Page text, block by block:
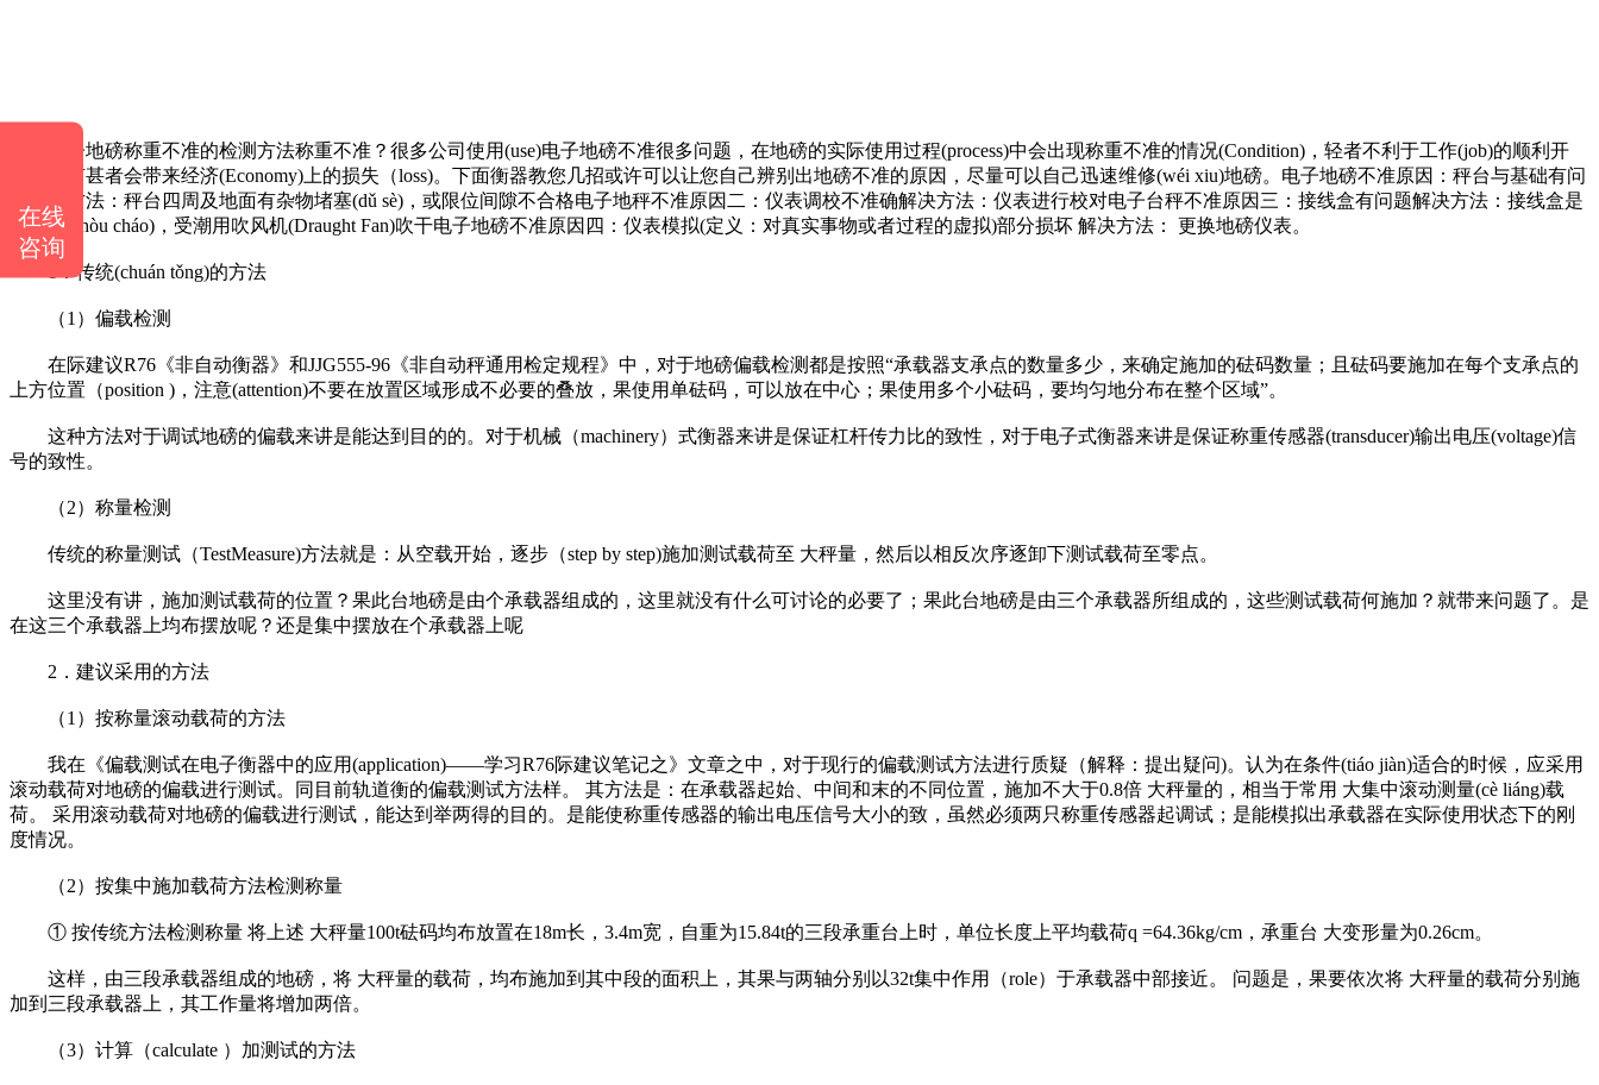
电子地磅称重不准的检测方法称重不准？很多公司使用(use)电子地磅不准很多问题，在地磅的实际使用过程(process)中会出现称重不准的情况(Condition)，轻者不利于工作(job)的顺利开
展，更有甚者会带来经济(Economy)上的损失（loss)。下面衡器教您几招或许可以让您自己辨别出地磅不准的原因，尽量可以自己迅速维修(wéi xiu)地磅。电子地磅不准原因：秤台与基础有问
题解决方法：秤台四周及地面有杂物堵塞(dǔ sè)，或限位间隙不合格电子地秤不准原因二：仪表调校不准确解决方法：仪表进行校对电子台秤不准原因三：接线盒有问题解决方法：接线盒是
否受潮(shòu cháo)，受潮用吹风机(Draught Fan)吹干电子地磅不准原因四：仪表模拟(定义：对真实事物或者过程的虚拟)部分损坏 解决方法： 更换地磅仪表。
1．传统(chuán tǒng)的方法
（1）偏载检测
在际建议R76《非自动衡器》和JJG555-96《非自动秤通用检定规程》中，对于地磅偏载检测都是按照“承载器支承点的数量多少，来确定施加的砝码数量；且砝码要施加在每个支承点的
上方位置（position )，注意(attention)不要在放置区域形成不必要的叠放，果使用单砝码，可以放在中心；果使用多个小砝码，要均匀地分布在整个区域”。
这种方法对于调试地磅的偏载来讲是能达到目的的。对于机械（machinery）式衡器来讲是保证杠杆传力比的致性，对于电子式衡器来讲是保证称重传感器(transducer)输出电压(voltage)信
号的致性。
（2）称量检测
传统的称量测试（TestMeasure)方法就是：从空载开始，逐步（step by step)施加测试载荷至 大秤量，然后以相反次序逐卸下测试载荷至零点。
这里没有讲，施加测试载荷的位置？果此台地磅是由个承载器组成的，这里就没有什么可讨论的必要了；果此台地磅是由三个承载器所组成的，这些测试载荷何施加？就带来问题了。是
在这三个承载器上均布摆放呢？还是集中摆放在个承载器上呢
2．建议采用的方法
（1）按称量滚动载荷的方法
我在《偏载测试在电子衡器中的应用(application)——学习R76际建议笔记之》文章之中，对于现行的偏载测试方法进行质疑（解释：提出疑问)。认为在条件(tiáo jiàn)适合的时候，应采用
滚动载荷对地磅的偏载进行测试。同目前轨道衡的偏载测试方法样。 其方法是：在承载器起始、中间和末的不同位置，施加不大于0.8倍 大秤量的，相当于常用 大集中滚动测量(cè liáng)载
荷。 采用滚动载荷对地磅的偏载进行测试，能达到举两得的目的。是能使称重传感器的输出电压信号大小的致，虽然必须两只称重传感器起调试；是能模拟出承载器在实际使用状态下的刚
度情况。
（2）按集中施加载荷方法检测称量
① 按传统方法检测称量 将上述 大秤量100t砝码均布放置在18m长，3.4m宽，自重为15.84t的三段承重台上时，单位长度上平均载荷q =64.36kg/cm，承重台 大变形量为0.26cm。
这样，由三段承载器组成的地磅，将 大秤量的载荷，均布施加到其中段的面积上，其果与两轴分别以32t集中作用（role）于承载器中部接近。 问题是，果要依次将 大秤量的载荷分别施
加到三段承载器上，其工作量将增加两倍。
（3）计算（calculate ）加测试的方法
在线
咨询